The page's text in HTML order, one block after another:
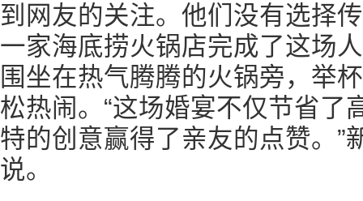
到网友的关注。他们没有选择
一家海底捞火锅店完成了这场
围坐在热气腾腾的火锅旁，举
松热闹。“这场婚宴不仅节省了
特的创意赢得了亲友的点赞。”
说。